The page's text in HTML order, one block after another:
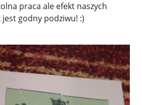
praca ale efekt naszych
godny podziwu! :)